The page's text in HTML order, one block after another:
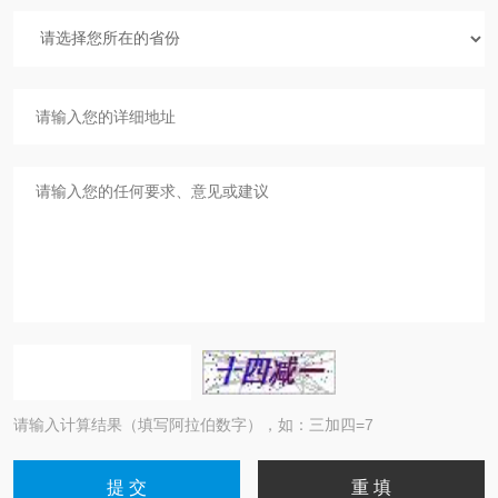
请输入计算结果（填写阿拉伯数字），如：三加四=7